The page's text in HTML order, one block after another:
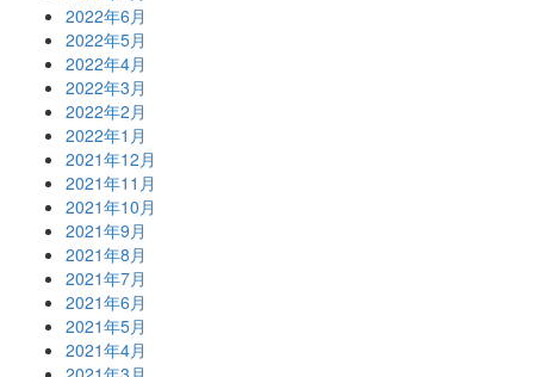
2022年6月
2022年5月
2022年4月
2022年3月
2022年2月
2022年1月
2021年12月
2021年11月
2021年10月
2021年9月
2021年8月
2021年7月
2021年6月
2021年5月
2021年4月